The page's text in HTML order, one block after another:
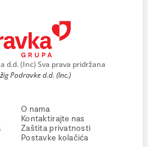
d.d. (Inc) Sva prava pridržana
Podravke d.d. (Inc.)
O nama
Kontaktirajte nas
Zaštita privatnosti
Postavke kolačića